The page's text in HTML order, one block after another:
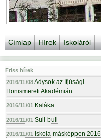
Címlap Hírek Iskoláról
Friss hírek
2016/11/08Adysok az Ifjúsági
Honismereti Akadémián
2016/11/01 Kaláka
2016/11/01 Suli-buli
2016/11/01 Iskola másképpen 2016